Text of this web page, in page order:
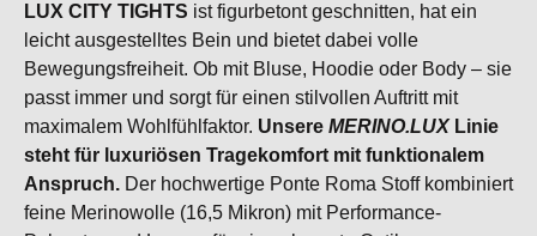
LUX CITY TIGHTS ist figurbetont geschnitten, hat ein
leicht ausgestelltes Bein und bietet dabei volle
Bewegungsfreiheit. Ob mit Bluse, Hoodie oder Body – sie
passt immer und sorgt für einen stilvollen Auftritt mit
maximalem Wohlfühlfaktor. Unsere MERINO.LUXLinie
steht für luxuriösen Tragekomfort mit funktionalem
Anspruch. Der hochwertige Ponte Roma Stoff kombiniert
feine Merinowolle (16,5 Mikron) mit Performance-